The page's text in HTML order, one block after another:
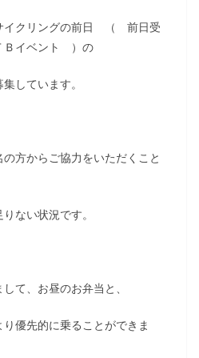
クリングの前日 （ 前日受
イベント ）の
しています。
方からご協力をいただくこと
ない状況です。
て、お昼のお弁当と、
優先的に乗ることができま